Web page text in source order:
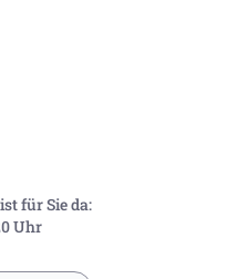
für Sie da:
Uhr